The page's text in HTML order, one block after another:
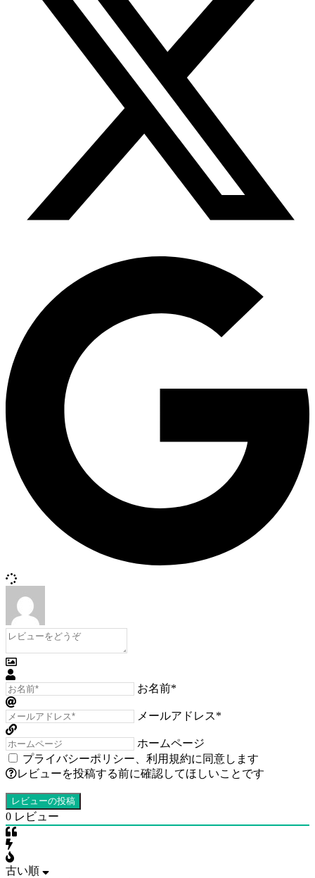
お名前*
メールアドレス*
ホームページ
プライバシーポリシー
利用規約に同意します
レビューを投稿する前に確認してほしいことです
0 レビュー
古い順